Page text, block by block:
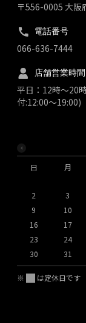
日 月
2
3
9
10
16
17
23
24
30
31
※ は定休日です
〒556-0005 大阪
電話番号
066-636-7444
店舗営業時間
平日：12時～20
付:12:00～19:00)